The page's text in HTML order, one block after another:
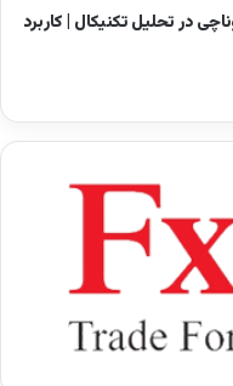
تا 100 فیبوناچی در تحلیل تکنیکال | کاربرد